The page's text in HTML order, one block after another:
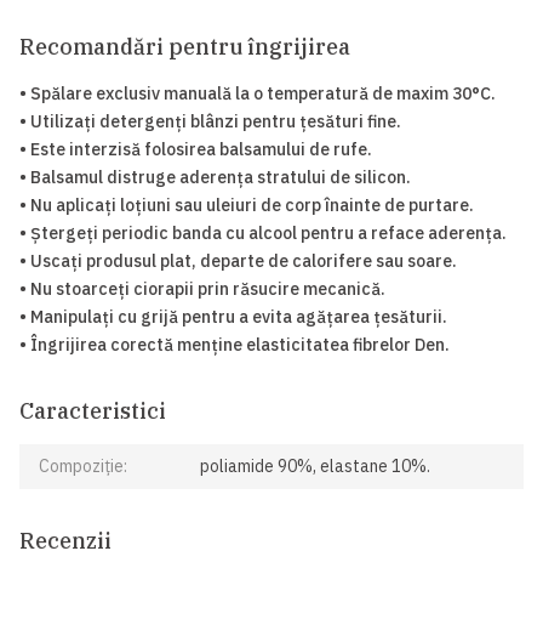
Recomandări pentru îngrijirea
• Spălare exclusiv manuală la o temperatură de maxim 30°C.
• Utilizați detergenți blânzi pentru țesături fine.
• Este interzisă folosirea balsamului de rufe.
• Balsamul distruge aderența stratului de silicon.
• Nu aplicați loțiuni sau uleiuri de corp înainte de purtare.
• Ștergeți periodic banda cu alcool pentru a reface aderența.
• Uscați produsul plat, departe de calorifere sau soare.
• Nu stoarceți ciorapii prin răsucire mecanică.
• Manipulați cu grijă pentru a evita agățarea țesăturii.
• Îngrijirea corectă menține elasticitatea fibrelor Den.
Caracteristici
Compoziție: poliamide 90%, elastane 10%.
Recenzii